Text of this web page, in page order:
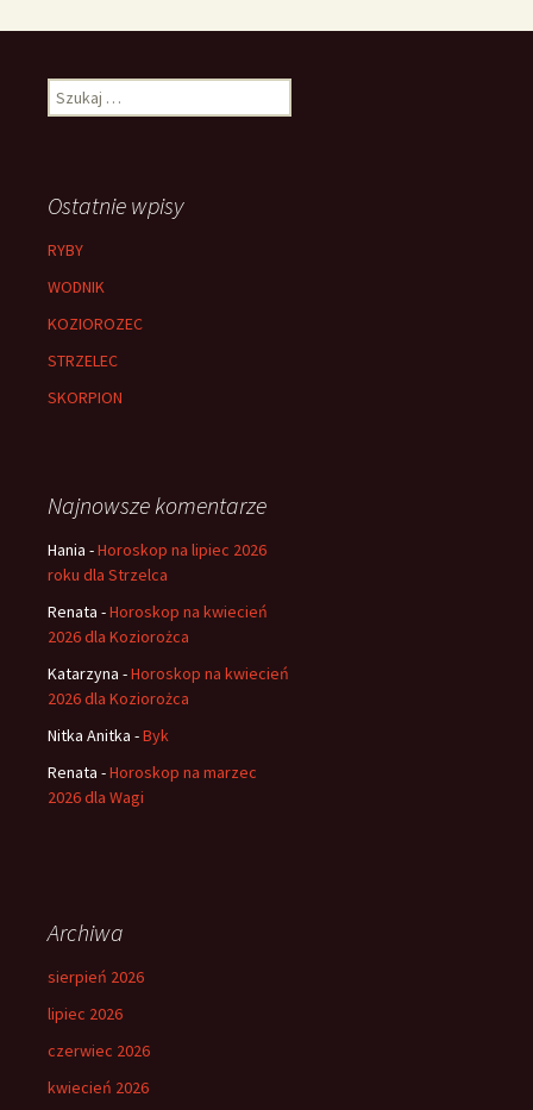
Szukaj:
Ostatnie wpisy
RYBY
WODNIK
KOZIOROZEC
STRZELEC
SKORPION
Najnowsze komentarze
Hania -Horoskop na lipiec 2026
roku dla Strzelca
Renata -Horoskop na kwiecień
2026 dla Koziorożca
Katarzyna -Horoskop na kwiecień
2026 dla Koziorożca
Nitka Anitka -Byk
Renata -Horoskop na marzec
2026 dla Wagi
Archiwa
sierpień 2026
lipiec 2026
czerwiec 2026
kwiecień 2026